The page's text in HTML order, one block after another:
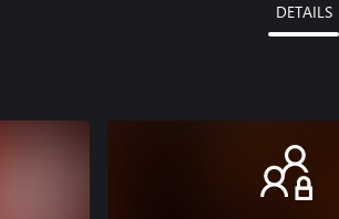
DETAILS